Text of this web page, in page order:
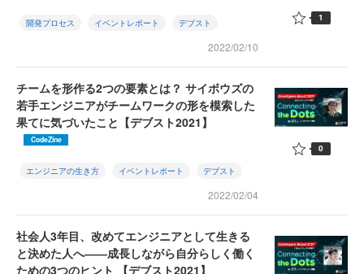
開発プロセス イベントレポート デブスト
2022/02/10
1
チームを形作る2つの要素とは？ サイボウズの
若手エンジニアがチームワークの形を模索した
果てに気づいたこと【デブスト2021】
CodeZine
エンジニアの生き方 イベントレポート デブスト
2022/02/04
0
社会人3年目、改めてエンジニアとして生きる
と決めた人へ――成長しながら自分らしく働く
ための3つのヒント 【デブスト2021】